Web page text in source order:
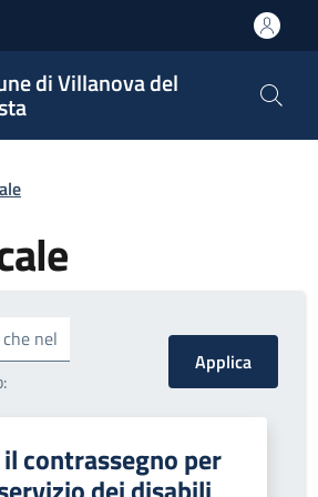
di Villanova del
nel
contrassegno per